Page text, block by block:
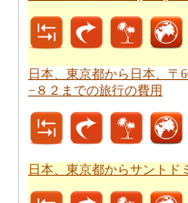
可能性を知りたいこと
東京都から日本、千葉
を計画し、あなたのルー
できます。
日本、東京都から日本、〒
−８２までの旅行の費用
日本、東京都からサントド